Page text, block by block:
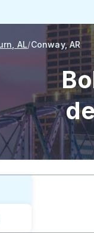
AL Conway, AR
de ida y vuelta: